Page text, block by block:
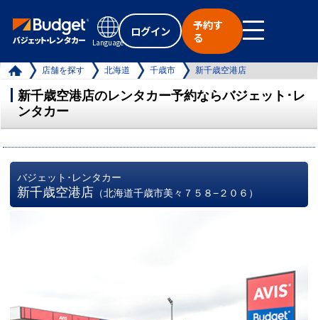
Language
ログイン
予約す
る
店舗を探す 北海道 千歳市 新千歳空港店
新千歳空港店のレンタカー予約ならバジェット･レ
ンタカー
バジェット･レンタカー
新千歳空港店 （北海道千歳市美々７５８−２０６）